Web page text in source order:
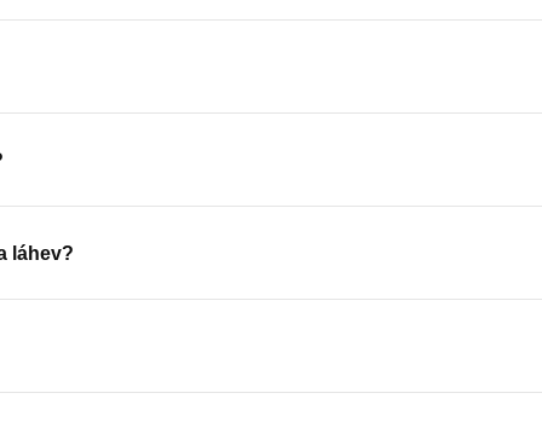
láhev?